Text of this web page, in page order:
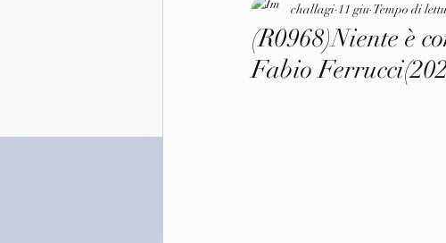
Classici lett. italiana Saggistica
Arte/Pittura Teatro/Poesia/
(R0968)Niente è
Fabio
challagi 11 giu Tempo di